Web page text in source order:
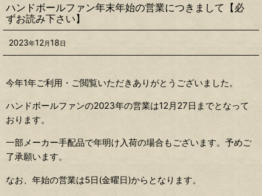
ハンドボールファン年末年始の営業につきまして【必
ずお読み下さい】
2023年12月18日
今年1年ご利用・ご閲覧いただきありがとうございました。
ハンドボールファンの2023年の営業は12月27日までとなって
おります。
一部メーカー手配品で年明け入荷の場合もございます。予めご
了承願います。
なお、年始の営業は5日(金曜日)からとなります。